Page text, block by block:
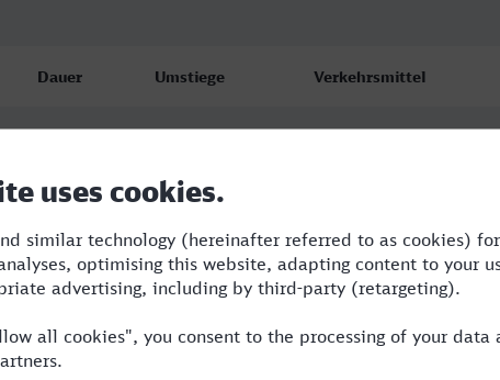
Dauer Umstiege Verkehrsmittel
4:14 3 RB,RE,OE